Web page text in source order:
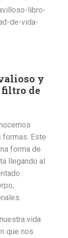
y
de
Este
forma de
llegando al
vida
que nos